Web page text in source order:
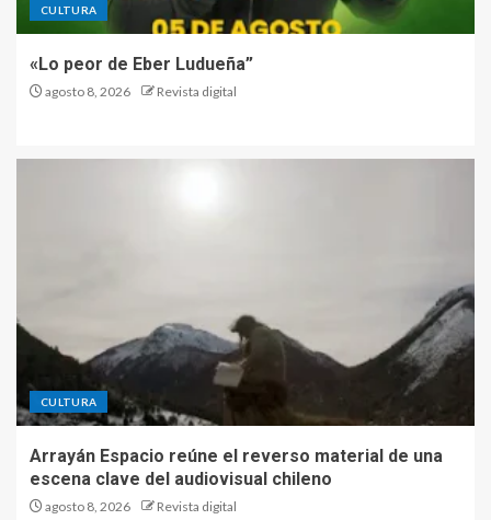
CULTURA
«Lo peor de Eber Ludueña”
agosto 8, 2026 Revista digital
CULTURA
Arrayán Espacio reúne el reverso material de una
escena clave del audiovisual chileno
agosto 8, 2026 Revista digital